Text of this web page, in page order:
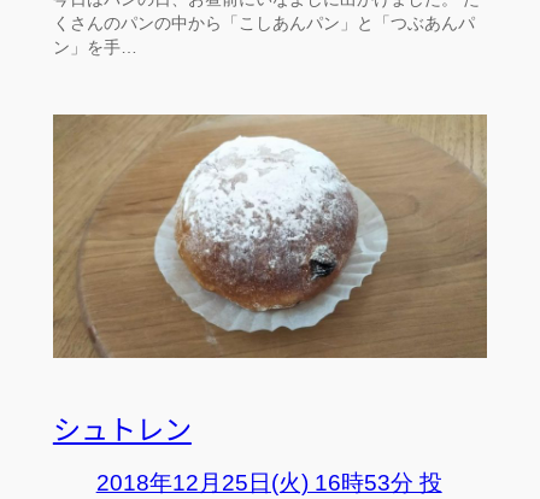
くさんのパンの中から「こしあんパン」と「つぶあんパ
ン」を手…
シュトレン
2018年12月25日(火) 16時53分 投